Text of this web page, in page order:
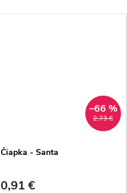
2,73 €
–66 %
Čiapka - Santa
0,91 €